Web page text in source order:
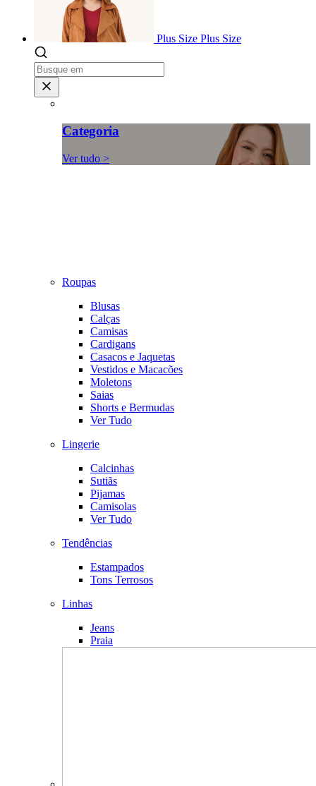
Plus Size Plus Size
Categoria
Ver tudo >
Roupas
Blusas
Calças
Camisas
Cardigans
Casacos e Jaquetas
Vestidos e Macacões
Moletons
Saias
Shorts e Bermudas
Ver Tudo
Lingerie
Calcinhas
Sutiãs
Pijamas
Camisolas
Ver Tudo
Tendências
Estampados
Tons Terrosos
Linhas
Jeans
Praia